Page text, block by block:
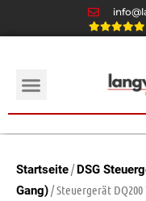
Startseite/DSG
Gang)/ Steuergerät DQ200